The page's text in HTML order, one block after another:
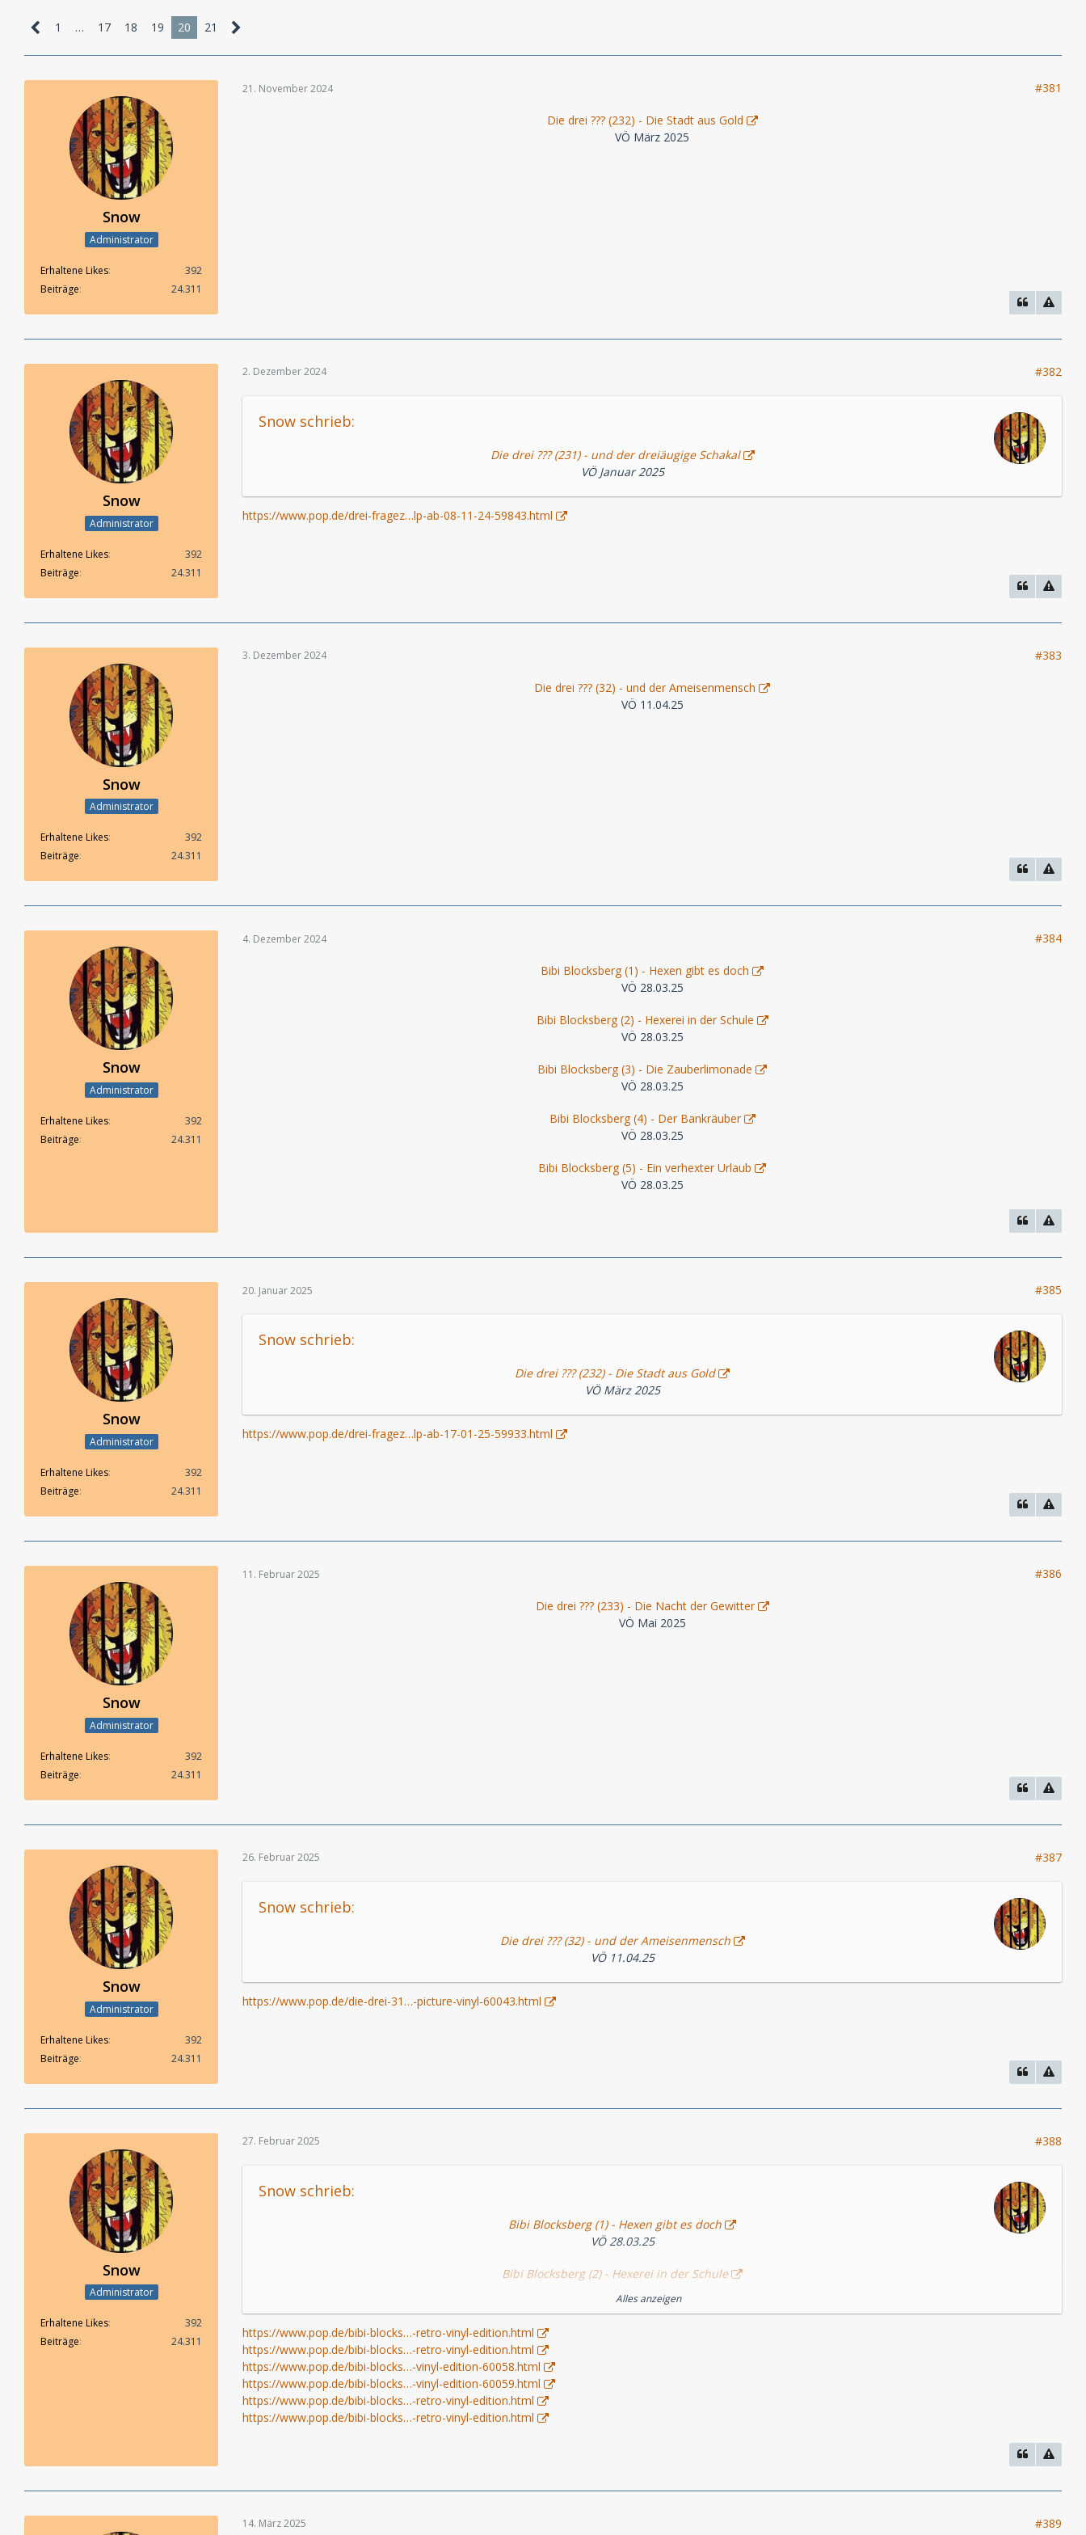
1 … 17 18 19 20 21
Snow
Administrator
Erhaltene Likes
392
Beiträge
24.311
21. November 2024 #381
Die drei ??? (232) - Die Stadt aus Gold
VÖ März 2025
Snow
Administrator
Erhaltene Likes
392
Beiträge
24.311
2. Dezember 2024 #382
Snow schrieb:
Die drei ??? (231) - und der dreiäugige Schakal
VÖ Januar 2025
https://www.pop.de/drei-fragez…lp-ab-08-11-24-59843.html
Snow
Administrator
Erhaltene Likes
392
Beiträge
24.311
3. Dezember 2024 #383
Die drei ??? (32) - und der Ameisenmensch
VÖ 11.04.25
Snow
Administrator
Erhaltene Likes
392
Beiträge
24.311
4. Dezember 2024 #384
Bibi Blocksberg (1) - Hexen gibt es doch
VÖ 28.03.25
Bibi Blocksberg (2) - Hexerei in der Schule
VÖ 28.03.25
Bibi Blocksberg (3) - Die Zauberlimonade
VÖ 28.03.25
Bibi Blocksberg (4) - Der Bankräuber
VÖ 28.03.25
Bibi Blocksberg (5) - Ein verhexter Urlaub
VÖ 28.03.25
Snow
Administrator
Erhaltene Likes
392
Beiträge
24.311
20. Januar 2025 #385
Snow schrieb:
Die drei ??? (232) - Die Stadt aus Gold
VÖ März 2025
https://www.pop.de/drei-fragez…lp-ab-17-01-25-59933.html
Snow
Administrator
Erhaltene Likes
392
Beiträge
24.311
11. Februar 2025 #386
Die drei ??? (233) - Die Nacht der Gewitter
VÖ Mai 2025
Snow
Administrator
Erhaltene Likes
392
Beiträge
24.311
26. Februar 2025 #387
Snow schrieb:
Die drei ??? (32) - und der Ameisenmensch
VÖ 11.04.25
https://www.pop.de/die-drei-31…-picture-vinyl-60043.html
Snow
Administrator
Erhaltene Likes
392
Beiträge
24.311
27. Februar 2025 #388
Snow schrieb:
Bibi Blocksberg (1) - Hexen gibt es doch
VÖ 28.03.25
Bibi Blocksberg (2) - Hexerei in der Schule
Bibi Blocksberg (4) - Der Bankräuber
Bibi Blocksberg (5) - Ein verhexter Urlaub
Alles anzeigen
https://www.pop.de/bibi-blocks…-retro-vinyl-edition.html
https://www.pop.de/bibi-blocks…-retro-vinyl-edition.html
https://www.pop.de/bibi-blocks…-vinyl-edition-60058.html
https://www.pop.de/bibi-blocks…-vinyl-edition-60059.html
https://www.pop.de/bibi-blocks…-retro-vinyl-edition.html
https://www.pop.de/bibi-blocks…-retro-vinyl-edition.html
14. März 2025 #389